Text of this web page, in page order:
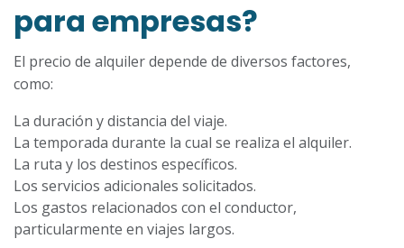
para empresas?
El precio de alquiler depende de diversos factores,
como:
La duración y distancia del viaje.
La temporada durante la cual se realiza el alquiler.
La ruta y los destinos específicos.
Los servicios adicionales solicitados.
Los gastos relacionados con el conductor,
particularmente en viajes largos.